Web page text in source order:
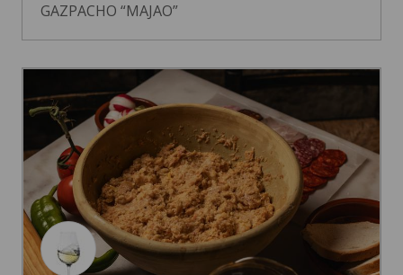
GAZPACHO “MAJAO”